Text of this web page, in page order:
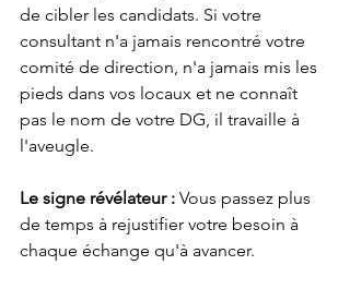
de cibler les candidats. Si votre
consultant n'a jamais rencontré votre
comité de direction, n'a jamais mis les
pieds dans vos locaux et ne connaît
pas le nom de votre DG, il travaille à
l'aveugle.
Le signe révélateur : Vous passez plus
de temps à rejustifier votre besoin à
chaque échange qu'à avancer.